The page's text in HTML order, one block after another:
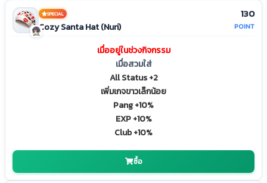
SPECIAL
Cozy Santa Hat (Nuri)
เมื่ออยู่ในช่วงกิจกรรม
เมื่อสวมใส่
All Status +2
เพิ่มเกจขาวเล็กน้อย
Pang +10%
EXP +10%
Club +10%
130
POINT
ซื้อ